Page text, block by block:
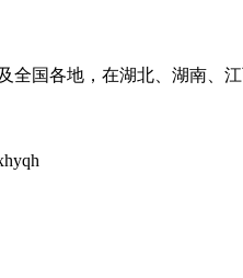
全国各地，在湖北、湖南、